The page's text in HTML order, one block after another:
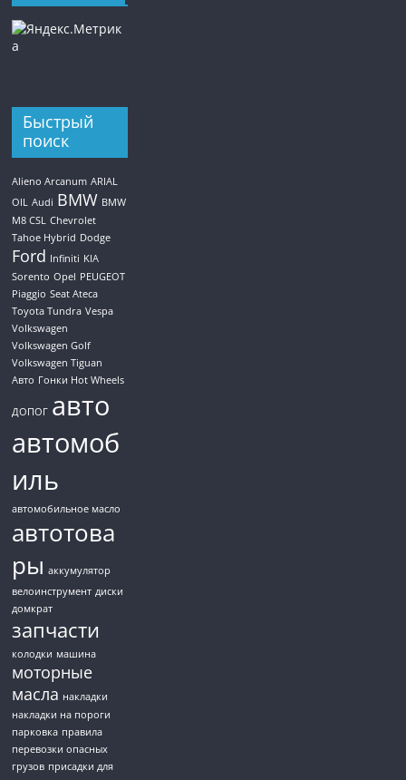
Быстрый
поиск
Alieno Arcanum ARIAL
OIL
Audi BMW BMW
M8 CSL
Chevrolet
Tahoe Hybrid Dodge
Ford Infiniti KIA
Sorento Opel PEUGEOT
Piaggio Seat Ateca
Toyota Tundra Vespa
Volkswagen
Volkswagen Golf
Volkswagen Tiguan
Авто Гонки Hot Wheels
ДОПОГ авто
автомоб
иль
автомобильное масло
автотова
ры аккумулятор
велоинструмент диски
домкрат
запчасти
колодки машина
моторные
масла накладки
накладки на пороги
парковка правила
перевозки опасных
грузов присадки для